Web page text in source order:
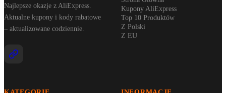
Najlepsze okazje z AliExpress.
Aktualne kupony i kody rabatowe
– aktualizowane codziennie.
Kupony AliExpress
Top 10 Produktów
Z Polski
Z EU